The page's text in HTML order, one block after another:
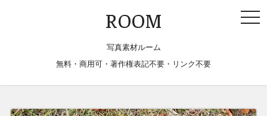
ROOM
写真素材ルーム
無料・商用可・著作権表記不要・リンク不要